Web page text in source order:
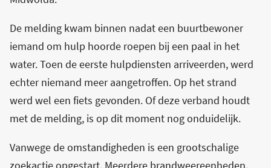
De melding kwam binnen nadat een buurtbewoner
iemand om hulp hoorde roepen bij een paal in het
water. Toen de eerste hulpdiensten arriveerden, werd
echter niemand meer aangetroffen. Op het strand
werd wel een fiets gevonden. Of deze verband houdt
met de melding, is op dit moment nog onduidelijk.
Vanwege de omstandigheden is een grootschalige